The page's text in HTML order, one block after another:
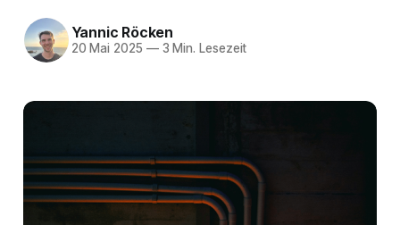
Yannic Röcken
20 Mai 2025 —3 Min. Lesezeit